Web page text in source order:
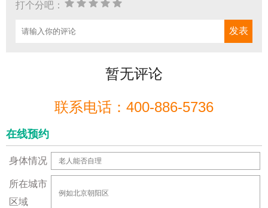
打个分吧：
暂无评论
联系电话：400-886-5736
在线预约
身体情况
所在城市
区域